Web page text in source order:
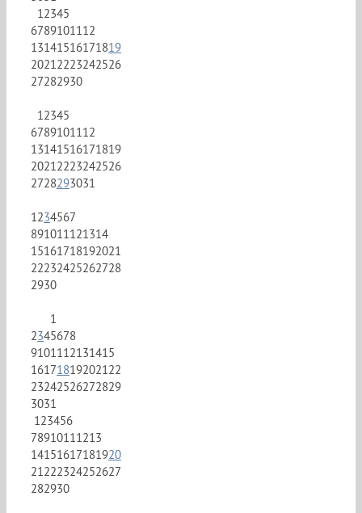
1 2345
67891011 12
13141516171819
2021 2223242526
27282930
1 2345
67891011 12
13141516171819
2021 2223242526
2728293031
1 234567
891011 121314
15161718192021
22232425262728
2930
1
2345678
91011 12131415
161718192021 22
23242526272829
3031
1 23456
7891011 1213
14151617181920
21 222324252627
282930